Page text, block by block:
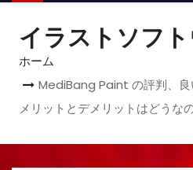
イラストソフ
ホーム
MediBang Paint の評判、良
メリットとデメリットはどうな